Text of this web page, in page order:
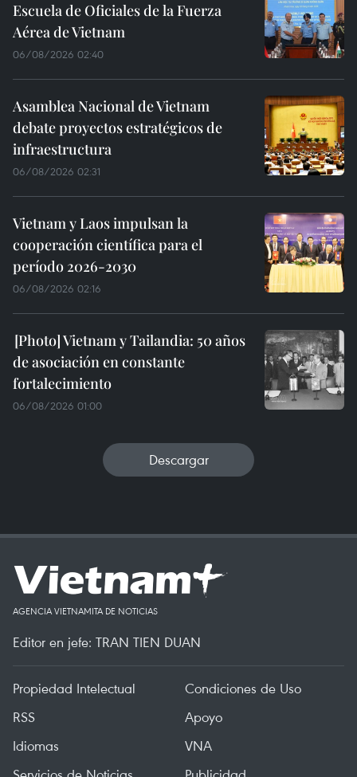
Escuela de Oficiales de la Fuerza
Aérea de Vietnam
06/08/2026 02:40
Asamblea Nacional de Vietnam
debate proyectos estratégicos de
infraestructura
06/08/2026 02:31
Vietnam y Laos impulsan la
cooperación científica para el
período 2026-2030
06/08/2026 02:16
Vietnam y Tailandia: 50 años
de asociación en constante
fortalecimiento
06/08/2026 01:00
Descargar
AGENCIA VIETNAMITA DE NOTICIAS
Editor en jefe: TRAN TIEN DUAN
Propiedad Intelectual
Condiciones de Uso
RSS
Apoyo
Idiomas
VNA